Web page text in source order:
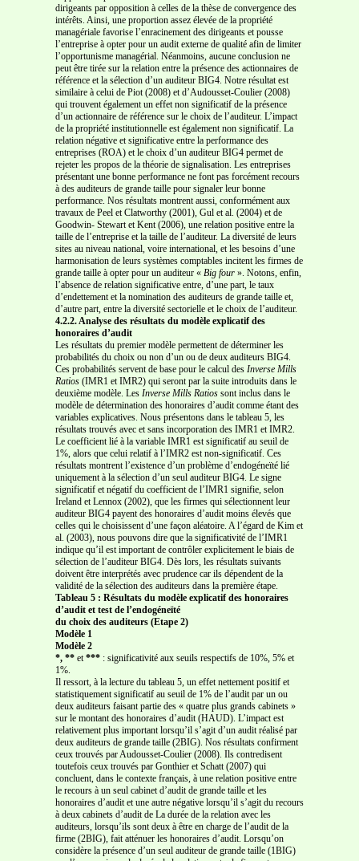
dirigeants par opposition à celles de la thèse de convergence des
intérêts. Ainsi, une proportion assez élevée de la propriété
managériale favorise l’enracinement des dirigeants et pousse
l’entreprise à opter pour un audit externe de qualité afin de limiter
l’opportunisme managérial. Néanmoins, aucune conclusion ne
peut être tirée sur la relation entre la présence des actionnaires de
référence et la sélection d’un auditeur BIG4. Notre résultat est
similaire à celui de Piot (2008) et d’Audousset-Coulier (2008)
qui trouvent également un effet non significatif de la présence
d’un actionnaire de référence sur le choix de l’auditeur. L’impact
de la propriété institutionnelle est également non significatif. La
relation négative et significative entre la performance des
entreprises (ROA) et le choix d’un auditeur BIG4 permet de
rejeter les propos de la théorie de signalisation. Les entreprises
présentant une bonne performance ne font pas forcément recours
à des auditeurs de grande taille pour signaler leur bonne
performance. Nos résultats montrent aussi, conformément aux
travaux de Peel et Clatworthy (2001), Gul et al. (2004) et de
Goodwin- Stewart et Kent (2006), une relation positive entre la
taille de l’entreprise et la taille de l’auditeur. La diversité de leurs
sites au niveau national, voire international, et les besoins d’une
harmonisation de leurs systèmes comptables incitent les firmes de
grande taille à opter pour un auditeur « Big four ». Notons, enfin,
l’absence de relation significative entre, d’une part, le taux
d’endettement et la nomination des auditeurs de grande taille et,
d’autre part, entre la diversité sectorielle et le choix de l’auditeur.
4.2.2. Analyse des résultats du modèle explicatif des
honoraires d’audit
Les résultats du premier modèle permettent de déterminer les
probabilités du choix ou non d’un ou de deux auditeurs BIG4.
Ces probabilités servent de base pour le calcul des Inverse Mills
Ratios (IMR1 et IMR2) qui seront par la suite introduits dans le
deuxième modèle. Les Inverse Mills Ratios sont inclus dans le
modèle de détermination des honoraires d’audit comme étant des
variables explicatives. Nous présentons dans le tableau 5, les
résultats trouvés avec et sans incorporation des IMR1 et IMR2.
Le coefficient lié à la variable IMR1 est significatif au seuil de
1%, alors que celui relatif à l’IMR2 est non-significatif. Ces
résultats montrent l’existence d’un problème d’endogéneïté lié
uniquement à la sélection d’un seul auditeur BIG4. Le signe
significatif et négatif du coefficient de l’IMR1 signifie, selon
Ireland et Lennox (2002), que les firmes qui sélectionnent leur
auditeur BIG4 payent des honoraires d’audit moins élevés que
celles qui le choisissent d’une façon aléatoire. A l’égard de Kim et
al. (2003), nous pouvons dire que la significativité de l’IMR1
indique qu’il est important de contrôler explicitement le biais de
sélection de l’auditeur BIG4. Dès lors, les résultats suivants
doivent être interprétés avec prudence car ils dépendent de la
validité de la sélection des auditeurs dans la première étape.
Tableau 5 : Résultats du modèle explicatif des honoraires
d’audit et test de l’endogéneïté
du choix des auditeurs (Etape 2)
Modèle 1
Modèle 2
*, ** et*** : significativité aux seuils respectifs de 10%, 5% et
1%.
Il ressort, à la lecture du tableau 5, un effet nettement positif et
statistiquement significatif au seuil de 1% de l’audit par un ou
deux auditeurs faisant partie des « quatre plus grands cabinets »
sur le montant des honoraires d’audit (HAUD). L’impact est
relativement plus important lorsqu’il s’agit d’un audit réalisé par
deux auditeurs de grande taille (2BIG). Nos résultats confirment
ceux trouvés par Audousset-Coulier (2008). Ils contredisent
toutefois ceux trouvés par Gonthier et Schatt (2007) qui
concluent, dans le contexte français, à une relation positive entre
le recours à un seul cabinet d’audit de grande taille et les
honoraires d’audit et une autre négative lorsqu’il s’agit du recours
à deux cabinets d’audit de La durée de la relation avec les
auditeurs, lorsqu’ils sont deux à être en charge de l’audit de la
firme (2BIG), fait atténuer les honoraires d’audit. Lorsqu’on
considère la présence d’un seul auditeur de grande taille (1BIG)